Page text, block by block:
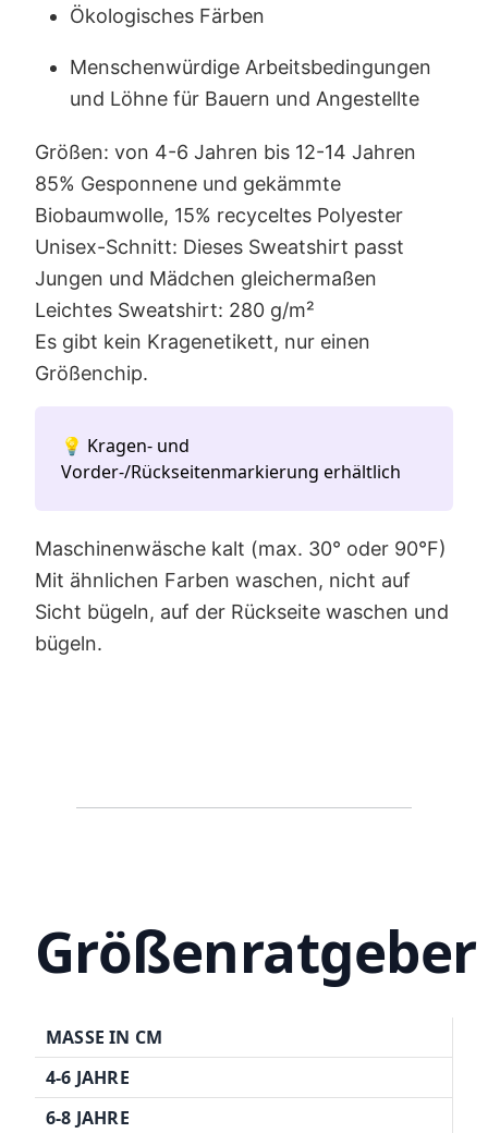
Ökologisches Färben
Menschenwürdige Arbeitsbedingungen
und Löhne für Bauern und Angestellte
Größen: von 4-6 Jahren bis 12-14 Jahren
85% Gesponnene und gekämmte
Biobaumwolle, 15% recyceltes Polyester
Unisex-Schnitt: Dieses Sweatshirt passt
Jungen und Mädchen gleichermaßen
Leichtes Sweatshirt: 280 g/m²
Es gibt kein Kragenetikett, nur einen
Größenchip.
💡 Kragen- und
Vorder-/Rückseitenmarkierung erhältlich
Maschinenwäsche kalt (max. 30° oder 90°F)
Mit ähnlichen Farben waschen, nicht auf
Sicht bügeln, auf der Rückseite waschen und
bügeln.
Größenratgeber
MASSE IN CM
4-6 JAHRE
6-8 JAHRE